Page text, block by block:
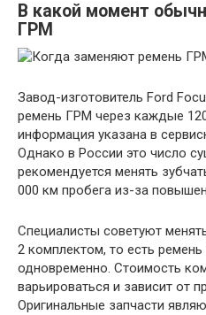
В какой момент
ГРМ
Завод-изготовитель Ford
ремень ГРМ через каждые
информация указана в
Однако в России это число
рекомендуется менять
000 км пробега из-за
Специалисты советуют
2 комплектом, то есть
одновременно. Стоимость
варьироваться и зависит от
Оригинальные запчасти